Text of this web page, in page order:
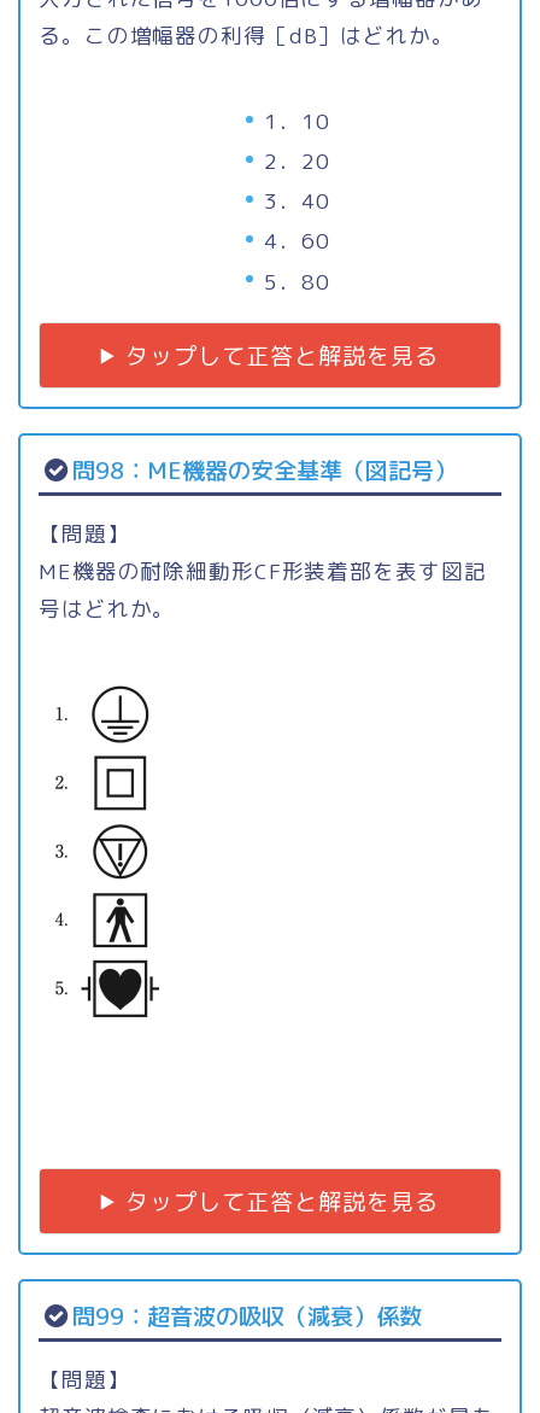
る。この増幅器の利得［dB］はどれか。
1．10
2．20
3．40
4．60
5．80
タップして正答と解説を見る
問98：ME機器の安全基準（図記号）
【問題】
ME機器の耐除細動形CF形装着部を表す図記
号はどれか。
タップして正答と解説を見る
問99：超音波の吸収（減衰）係数
【問題】